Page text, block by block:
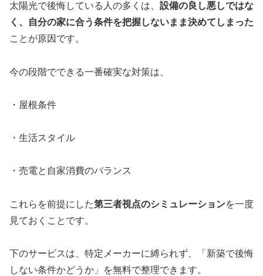
太陽光で後悔している人の多くは、 設備の良し悪しではな
く、自分の家に合う条件を把握しないまま決めてしまった
ことが原因です。
今の段階でできる一番確実な対策は、
・屋根条件
・生活スタイル
・売電と自家消費のバランス
これらを前提にした第三者視点のシミュレーションを一度
見ておくことです。
下のサービスは、特定メーカーに縛られず、「新築で後悔
しない条件かどうか」を無料で整理できます。